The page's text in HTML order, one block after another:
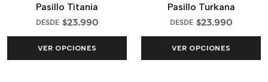
Pasillo Titania
DESDE $23.990
VER OPCIONES
Pasillo Turkana
DESDE $23.990
VER OPCIONES